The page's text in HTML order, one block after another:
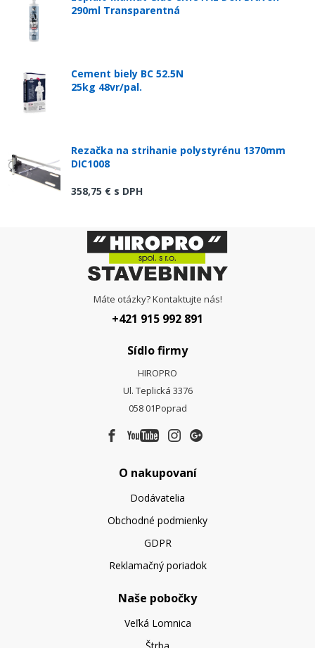
290ml Transparentná
Cement biely BC 52.5N
25kg 48vr/pal.
Rezačka na strihanie polystyrénu 1370mm
DIC1008
358,75 € s DPH
Máte otázky? Kontaktujte nás!
+421 915 992 891
Sídlo firmy
HIROPRO
Ul. Teplická 3376
058 01Poprad
O nakupovaní
Dodávatelia
Obchodné podmienky
GDPR
Reklamačný poriadok
Naše pobočky
Veľká Lomnica
Štrba